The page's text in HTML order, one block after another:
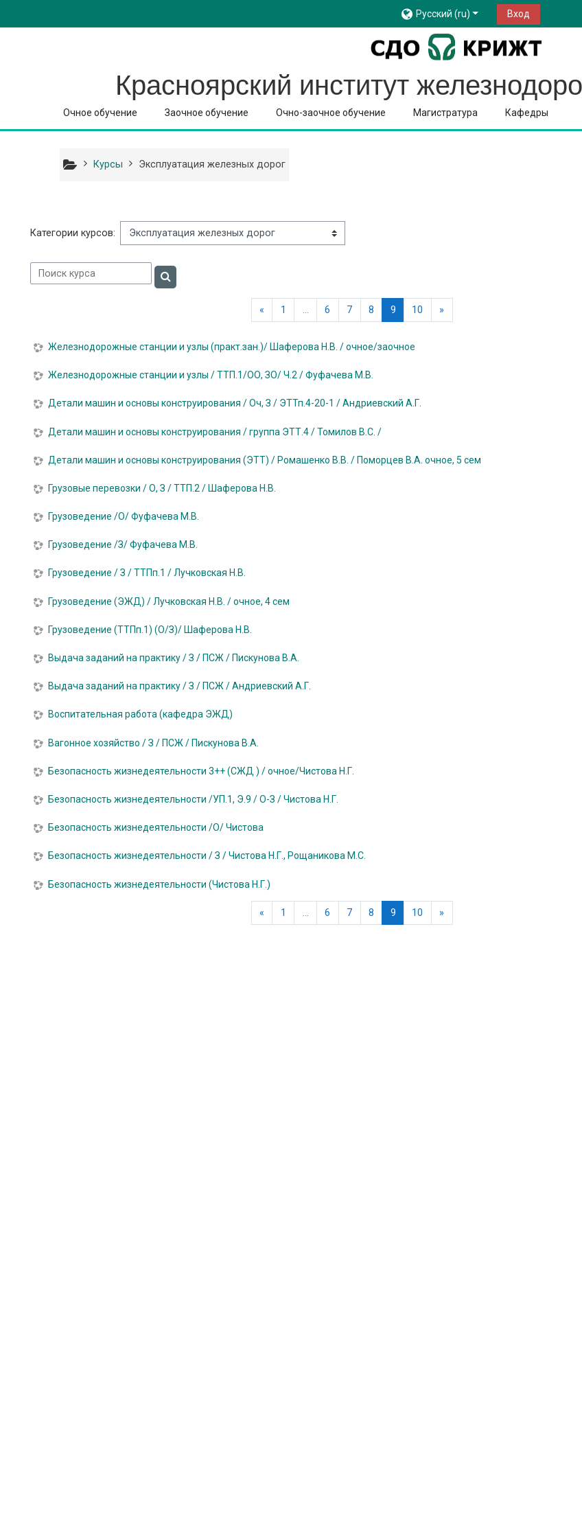
Русский ‎(ru)‎ Вход
Красноярский институт
Очное обучение Заочное обучение Очно-заочное обучение Магистратура Кафедры
Курсы Эксплуатация железных дорог
Категории курсов:
Поиск курса
Поиск курса
«Предыдущая страница
1 … 6 7 8 9(текущая)
10 »Следующая страница
Железнодорожные станции и узлы (практ.зан.)/ Шаферова Н.В. / очное/заочное
Железнодорожные станции и узлы / ТТП.1/ОО, ЗО/ Ч.2 / Фуфачева М.В.
Детали машин и основы конструирования / Оч, З / ЭТТп.4-20-1 / Андриевский А.Г.
Детали машин и основы конструирования / группа ЭТТ.4 / Томилов В.С. /
Детали машин и основы конструирования (ЭТТ) / Ромашенко В.В. / Поморцев В.А. очное, 5 сем
Грузовые перевозки / О, З / ТТП.2 / Шаферова Н.В.
Грузоведение /О/ Фуфачева М.В.
Грузоведение /З/ Фуфачева М.В.
Грузоведение / З / ТТПп.1 / Лучковская Н.В.
Грузоведение (ЭЖД) / Лучковская Н.В. / очное, 4 сем
Грузоведение (ТТПп.1) (О/З)/ Шаферова Н.В.
Выдача заданий на практику / З / ПСЖ / Пискунова В.А.
Выдача заданий на практику / З / ПСЖ / Андриевский А.Г.
Воспитательная работа (кафедра ЭЖД)
Вагонное хозяйство / З / ПСЖ / Пискунова В.А.
Безопасность жизнедеятельности 3++ (СЖД ) / очное/Чистова Н.Г.
Безопасность жизнедеятельности /УП.1, Э.9 / О-З / Чистова Н.Г.
Безопасность жизнедеятельности /О/ Чистова
Безопасность жизнедеятельности / З / Чистова Н.Г., Рощаникова М.С.
Безопасность жизнедеятельности (Чистова Н.Г.)
«Предыдущая страница
1 … 6 7 8 9(текущая)
10 »Следующая страница